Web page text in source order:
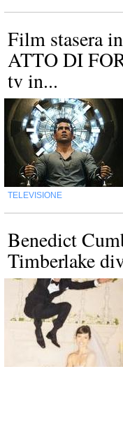
Film stasera
ATTO DI
tv in...
TELEVISIONE
Benedict
Timberlake